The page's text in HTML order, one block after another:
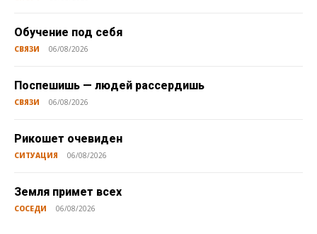
Обучение под себя
СВЯЗИ 06/08/2026
Поспешишь — людей рассердишь
СВЯЗИ 06/08/2026
Рикошет очевиден
СИТУАЦИЯ 06/08/2026
Земля примет всех
СОСЕДИ 06/08/2026